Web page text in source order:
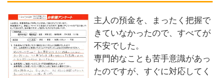
主人の預金を、まったく把握で
きていなかったので、すべてが
不安でした。
専門的なことも苦手意識があっ
たのですが、すぐに対応してく